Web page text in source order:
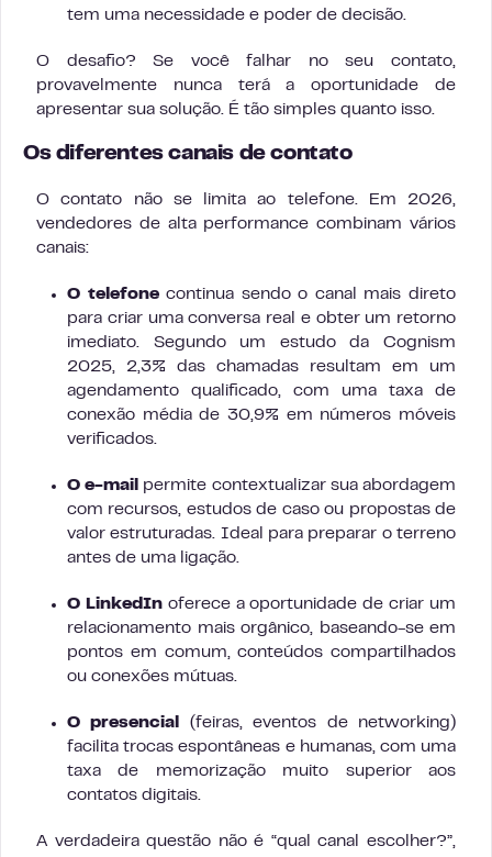
tem uma necessidade e poder de decisão.
O desafio? Se você falhar no seu contato,
provavelmente nunca terá a oportunidade de
apresentar sua solução. É tão simples quanto isso.
Os diferentes canais de contato
O contato não se limita ao telefone. Em 2026,
vendedores de alta performance combinam vários
canais:
O telefonecontinua sendo o canal mais direto
para criar uma conversa real e obter um retorno
imediato. Segundo um estudo da Cognism
2025, 2,3% das chamadas resultam em um
agendamento qualificado, com uma taxa de
conexão média de 30,9% em números móveis
verificados.
O e-mail
permite contextualizar sua abordagem
com recursos, estudos de caso ou propostas de
valor estruturadas. Ideal para preparar o terreno
antes de uma ligação.
O LinkedInoferece a oportunidade de criar um
relacionamento mais orgânico, baseando-se em
pontos em comum, conteúdos compartilhados
ou conexões mútuas.
O presencial
(feiras, eventos de networking)
facilita trocas espontâneas e humanas, com uma
taxa de memorização muito superior aos
contatos digitais.
A verdadeira questão não é “qual canal escolher?”,